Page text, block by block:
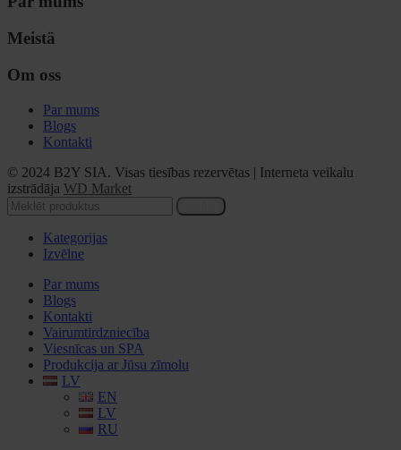
Meistä
Om oss
Par mums
Blogs
Kontakti
© 2024 B2Y SIA. Visas tiesības rezervētas | Interneta veikalu
izstrādāja WD Market
Kategorijas
Izvēlne
Par mums
Blogs
Kontakti
Vairumtirdzniecība
Viesnīcas un SPA
Produkcija ar Jūsu zīmolu
LV
EN
LV
RU